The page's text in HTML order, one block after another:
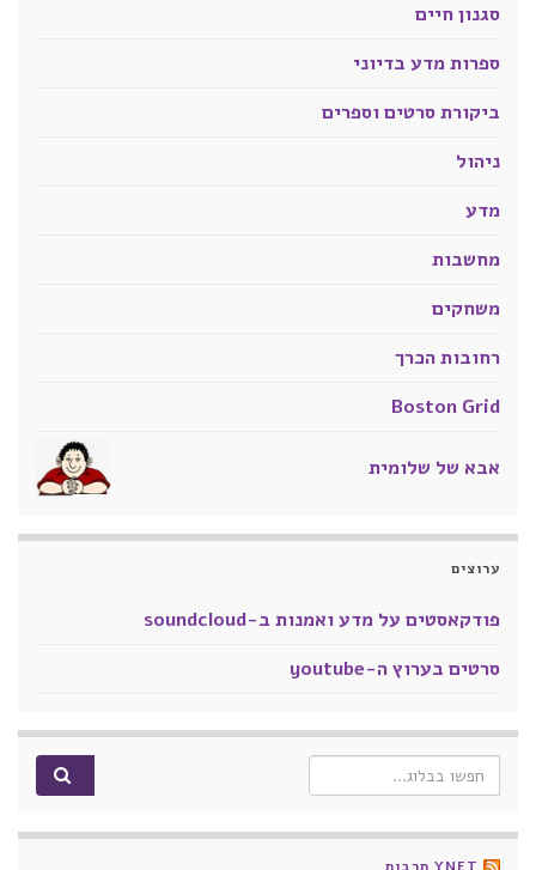
סגנון חיים
ספרות מדע בדיוני
ביקורת סרטים וספרים
ניהול
מדע
מחשבות
משחקים
רחובות הכרך
Boston Grid
אבא של שלומית
ערוצים
פודקאסטים על מדע ואמנות ב-soundcloud
סרטים בערוץ ה-youtube
Search for: